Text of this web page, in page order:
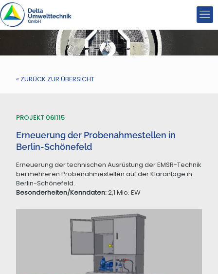
« ZURÜCK ZUR ÜBERSICHT
PROJEKT 06I115
Erneuerung der Probenahmestellen in
Berlin-Schönefeld
Erneuerung der technischen Ausrüstung der EMSR-Technik
bei mehreren Probenahmestellen auf der Kläranlage in
Berlin-Schönefeld.
Besonderheiten/Kenndaten:2,1 Mio. EW